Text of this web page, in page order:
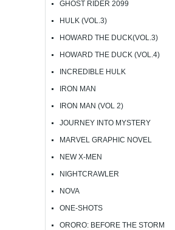
GHOST RIDER 2099
HULK (VOL.3)
HOWARD THE DUCK(VOL.3)
HOWARD THE DUCK (VOL.4)
INCREDIBLE HULK
IRON MAN
IRON MAN (VOL 2)
JOURNEY INTO MYSTERY
MARVEL GRAPHIC NOVEL
NEW X-MEN
NIGHTCRAWLER
NOVA
ONE-SHOTS
ORORO: BEFORE THE STORM